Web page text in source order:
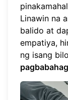
Linawin na
balido at
empatiya,
ng isang